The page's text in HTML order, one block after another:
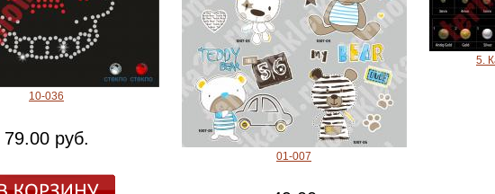
10-036
79.00 руб.
01-007
5.